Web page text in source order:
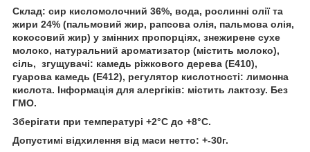
Склад: сир кисломолочний 36%, вода, рослинні олії та
жири 24% (пальмовий жир, рапсова олія, пальмова олія,
кокосовий жир) у змінних пропорціях, знежирене сухе
молоко, натуральний ароматизатор (містить молоко),
сіль, згущувачі: камедь ріжкового дерева (Е410),
гуарова камедь (Е412), регулятор кислотності: лимонна
кислота. Інформація для алергіків: містить лактозу. Без
ГМО.
Зберігати при температурі +2°C до +8°C.
Допустимі відхилення від маси нетто: +-30г.